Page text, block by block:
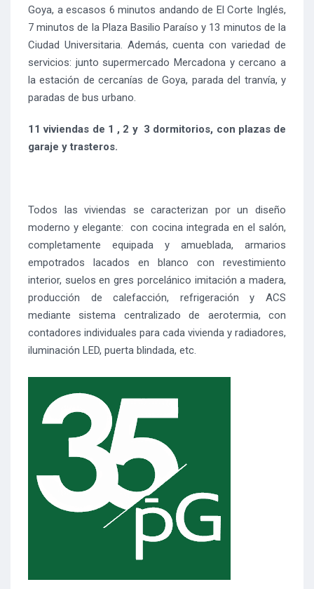
Goya, a escasos 6 minutos andando de El Corte Inglés,
7 minutos de la Plaza Basilio Paraíso y 13 minutos de la
Ciudad Universitaria. Además, cuenta con variedad de
servicios: junto supermercado Mercadona y cercano a
la estación de cercanías de Goya, parada del tranvía, y
paradas de bus urbano.
11 viviendas de 1 , 2 y 3 dormitorios, con plazas de
garaje y trasteros.
Todos las viviendas se caracterizan por un diseño
moderno y elegante: con cocina integrada en el salón,
completamente equipada y amueblada, armarios
empotrados lacados en blanco con revestimiento
interior, suelos en gres porcelánico imitación a madera,
producción de calefacción, refrigeración y ACS
mediante sistema centralizado de aerotermia, con
contadores individuales para cada vivienda y radiadores,
iluminación LED, puerta blindada, etc.